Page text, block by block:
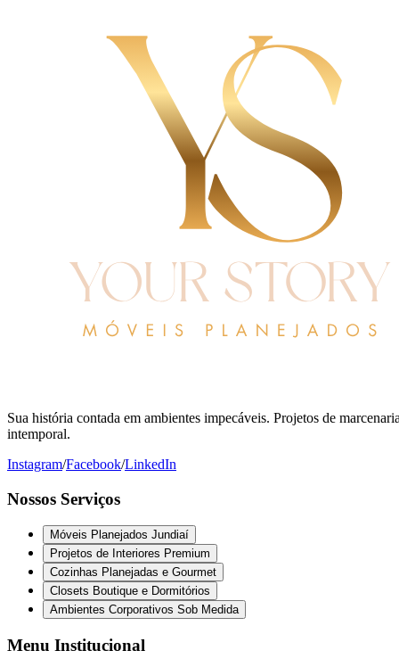
Sua história contada em ambientes impecáveis. Projetos de
intemporal.
Instagram/Facebook/LinkedIn
Nossos Serviços
Móveis Planejados Jundiaí
Projetos de Interiores Premium
Cozinhas Planejadas e Gourmet
Closets Boutique e Dormitórios
Ambientes Corporativos Sob Medida
Menu Institucional